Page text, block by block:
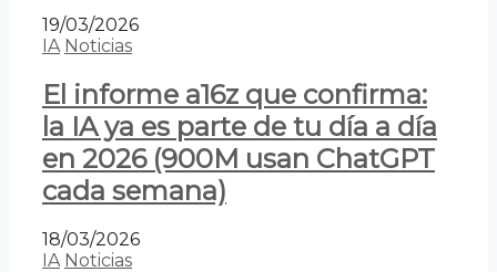
19/03/2026
IA Noticias
El informe a16z que confirma:
la IA ya es parte de tu día a día
en 2026 (900M usan ChatGPT
cada semana)
18/03/2026
IA Noticias